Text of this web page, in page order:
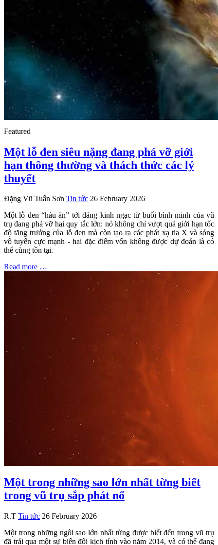
Featured
Một lỗ đen siêu nặng đang phá vỡ giới
hạn thông thường và thách thức các lý
thuyết
Đặng Vũ Tuấn Sơn Tin tức 26 February 2026
Một lỗ đen “háu ăn” tới đáng kinh ngạc từ buổi bình minh của vũ
trụ đang phá vỡ hai quy tắc lớn: nó không chỉ vượt quá giới hạn tốc
độ tăng trưởng của lỗ đen mà còn tạo ra các phát xạ tia X và sóng
vô tuyến cực mạnh - hai đặc điểm vốn không được dự đoán là có
thể cùng tồn tại.
Read more …
Một trong những sao lớn nhất từng biết
trong vũ trụ sắp phát nổ
R.T Tin tức 26 February 2026
Một trong những ngôi sao lớn nhất từng được biết đến trong vũ trụ
đã trải qua một sự biến đổi kịch tính vào năm 2014, và có thể đang